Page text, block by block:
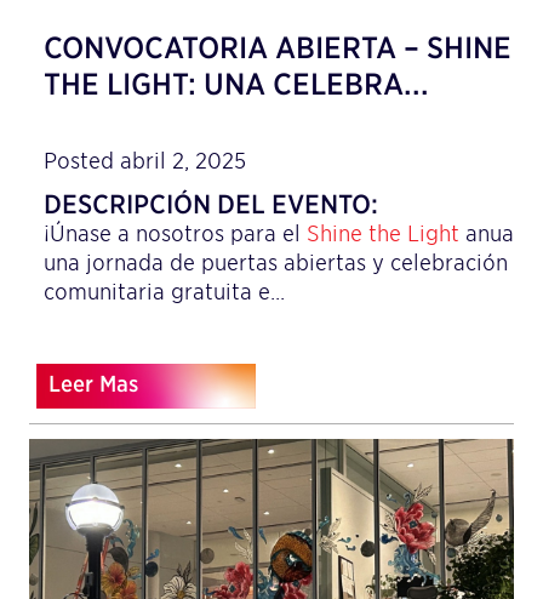
CONVOCATORIA ABIERTA – SHINE
THE LIGHT: UNA CELEBRA...
Posted abril 2, 2025
DESCRIPCIÓN DEL EVENTO:
¡Únase a nosotros para el Shine the Light anual,
una jornada de puertas abiertas y celebración
comunitaria gratuita e...
Leer Mas